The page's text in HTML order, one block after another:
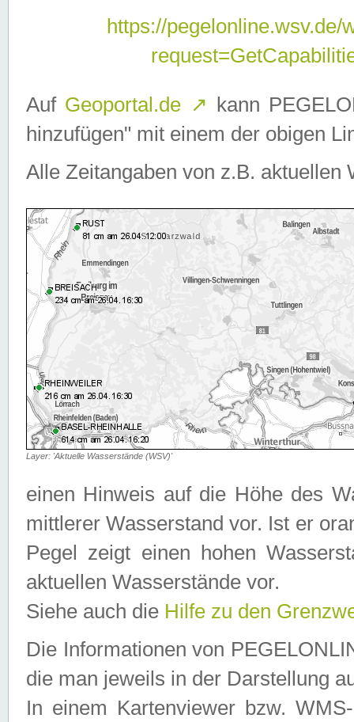
https://
Auf Geoportal.de ↗ kann
hinzufügen" mit einem der obigen
Alle Zeitangaben von z.B. aktuellen
Layer: 'Aktuelle Wasserstände (WSV)'
einen Hinweis auf die Höhe des
mittlerer Wasserstand vor. Ist er
Pegel zeigt einen hohen
aktuellen Wasserstände vor.
Siehe auch die Hilfe zu den
Die Informationen von
die man jeweils in der Darstellung
In einem Kartenviewer bzw.